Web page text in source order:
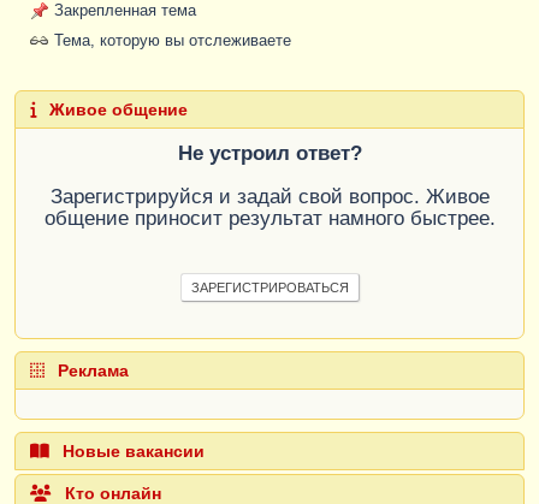
Закрепленная тема
Тема, которую вы отслеживаете
Живое общение
Не устроил ответ?
Зарегистрируйся и задай свой вопрос. Живое
общение приносит результат намного быстрее.
ЗАРЕГИСТРИРОВАТЬСЯ
Реклама
Новые вакансии
Кто онлайн